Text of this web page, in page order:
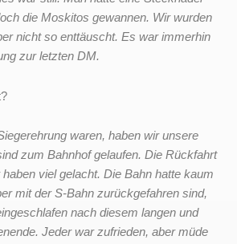
die Moskitos gewannen. Wir wurden
nicht so enttäuscht. Es war immerhin
zur letzten DM.
waren, haben wir unsere
zum Bahnhof gelaufen. Die Rückfahrt
viel gelacht. Die Bahn hatte kaum
mit der S-Bahn zurückgefahren sind,
nach diesem langen und
Jeder war zufrieden, aber müde